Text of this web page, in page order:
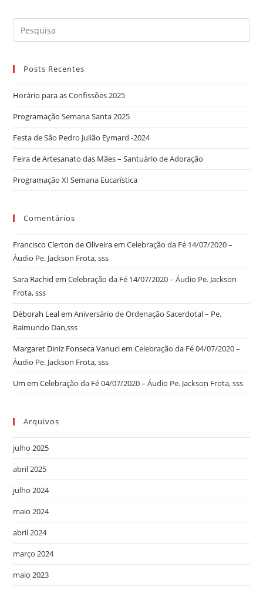
Search
for:
Posts Recentes
Horário para as Confissões 2025
Programação Semana Santa 2025
Festa de São Pedro Julião Eymard -2024
Feira de Artesanato das Mães – Santuário de Adoração
Programação XI Semana Eucarística
Comentários
Francisco Clerton de OliveiraemCelebração da Fé 14/07/2020 –
Áudio Pe. Jackson Frota, sss
Sara Rachid emCelebração da Fé 14/07/2020 – Áudio Pe. Jackson
Frota, sss
Déborah LealemAniversário de Ordenação Sacerdotal – Pe.
Raimundo Dan,sss
Margaret Diniz Fonseca VanuciemCelebração da Fé 04/07/2020 –
Áudio Pe. Jackson Frota, sss
Um emCelebração da Fé 04/07/2020 – Áudio Pe. Jackson Frota, sss
Arquivos
julho 2025
abril 2025
julho 2024
maio 2024
abril 2024
março 2024
maio 2023